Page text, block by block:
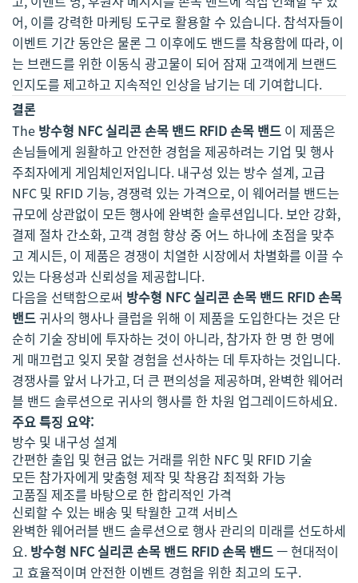
어, 이를 강력한 마케팅 도구로 활용할 수 있습니다. 참석자들이
이벤트 기간 동안은 물론 그 이후에도 밴드를 착용함에 따라, 이
는 브랜드를 위한 이동식 광고물이 되어 잠재 고객에게 브랜드
인지도를 제고하고 지속적인 인상을 남기는 데 기여합니다.
결론
The 방수형 NFC 실리콘 손목 밴드 RFID 손목 밴드 이 제품은
손님들에게 원활하고 안전한 경험을 제공하려는 기업 및 행사
주최자에게 게임체인저입니다. 내구성 있는 방수 설계, 고급
NFC 및 RFID 기능, 경쟁력 있는 가격으로, 이 웨어러블 밴드는
규모에 상관없이 모든 행사에 완벽한 솔루션입니다. 보안 강화,
결제 절차 간소화, 고객 경험 향상 중 어느 하나에 초점을 맞추
고 계시든, 이 제품은 경쟁이 치열한 시장에서 차별화를 이끌 수
있는 다용성과 신뢰성을 제공합니다.
다음을 선택함으로써 방수형 NFC 실리콘 손목 밴드 RFID 손목
밴드귀사의 행사나 클럽을 위해 이 제품을 도입한다는 것은 단
순히 기술 장비에 투자하는 것이 아니라, 참가자 한 명 한 명에
게 매끄럽고 잊지 못할 경험을 선사하는 데 투자하는 것입니다.
경쟁사를 앞서 나가고, 더 큰 편의성을 제공하며, 완벽한 웨어러
블 밴드 솔루션으로 귀사의 행사를 한 차원 업그레이드하세요.
주요 특징 요약:
방수 및 내구성 설계
간편한 출입 및 현금 없는 거래를 위한 NFC 및 RFID 기술
모든 참가자에게 맞춤형 제작 및 착용감 최적화 가능
고품질 제조를 바탕으로 한 합리적인 가격
신뢰할 수 있는 배송 및 탁월한 고객 서비스
완벽한 웨어러블 밴드 솔루션으로 행사 관리의 미래를 선도하세
요. 방수형 NFC 실리콘 손목 밴드 RFID 손목 밴드— 현대적이
고 효율적이며 안전한 이벤트 경험을 위한 최고의 도구.